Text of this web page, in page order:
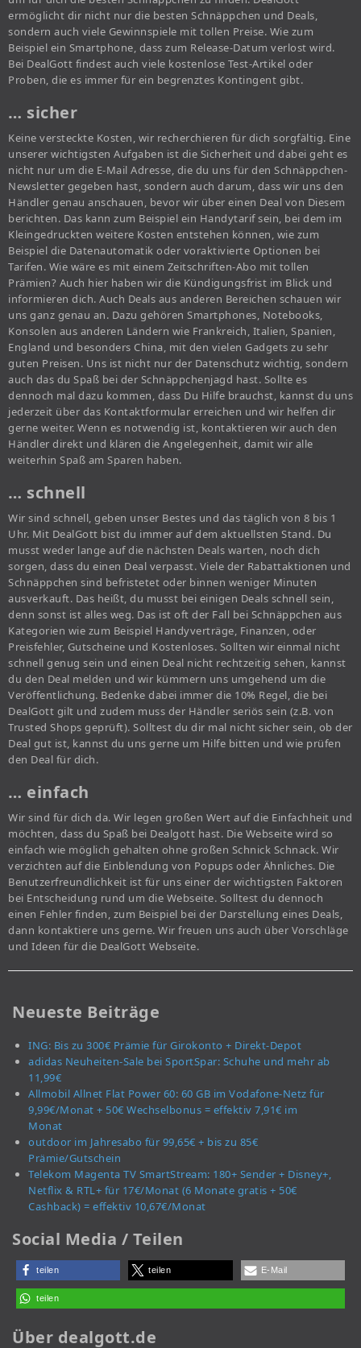
ermöglicht dir nicht nur die besten Schnäppchen und Deals,
sondern auch viele Gewinnspiele mit tollen Preise. Wie zum
Beispiel ein Smartphone, dass zum Release-Datum verlost wird.
Bei DealGott findest auch viele kostenlose Test-Artikel oder
Proben, die es immer für ein begrenztes Kontingent gibt.
… sicher
Keine versteckte Kosten, wir recherchieren für dich sorgfältig. Eine
unserer wichtigsten Aufgaben ist die Sicherheit und dabei geht es
nicht nur um die E-Mail Adresse, die du uns für den Schnäppchen-
Newsletter gegeben hast, sondern auch darum, dass wir uns den
Händler genau anschauen, bevor wir über einen Deal von Diesem
berichten. Das kann zum Beispiel ein Handytarif sein, bei dem im
Kleingedruckten weitere Kosten entstehen können, wie zum
Beispiel die Datenautomatik oder voraktivierte Optionen bei
Tarifen. Wie wäre es mit einem Zeitschriften-Abo mit tollen
Prämien? Auch hier haben wir die Kündigungsfrist im Blick und
informieren dich. Auch Deals aus anderen Bereichen schauen wir
uns ganz genau an. Dazu gehören Smartphones, Notebooks,
Konsolen aus anderen Ländern wie Frankreich, Italien, Spanien,
England und besonders China, mit den vielen Gadgets zu sehr
guten Preisen. Uns ist nicht nur der Datenschutz wichtig, sondern
auch das du Spaß bei der Schnäppchenjagd hast. Sollte es
dennoch mal dazu kommen, dass Du Hilfe brauchst, kannst du uns
jederzeit über das Kontaktformular erreichen und wir helfen dir
gerne weiter. Wenn es notwendig ist, kontaktieren wir auch den
Händler direkt und klären die Angelegenheit, damit wir alle
weiterhin Spaß am Sparen haben.
… schnell
Wir sind schnell, geben unser Bestes und das täglich von 8 bis 1
Uhr. Mit DealGott bist du immer auf dem aktuellsten Stand. Du
musst weder lange auf die nächsten Deals warten, noch dich
sorgen, dass du einen Deal verpasst. Viele der Rabattaktionen und
Schnäppchen sind befristetet oder binnen weniger Minuten
ausverkauft. Das heißt, du musst bei einigen Deals schnell sein,
denn sonst ist alles weg. Das ist oft der Fall bei Schnäppchen aus
Kategorien wie zum Beispiel Handyverträge, Finanzen, oder
Preisfehler, Gutscheine und Kostenloses. Sollten wir einmal nicht
schnell genug sein und einen Deal nicht rechtzeitig sehen, kannst
du den Deal melden und wir kümmern uns umgehend um die
Veröffentlichung. Bedenke dabei immer die 10% Regel, die bei
DealGott gilt und zudem muss der Händler seriös sein (z.B. von
Trusted Shops geprüft). Solltest du dir mal nicht sicher sein, ob der
Deal gut ist, kannst du uns gerne um Hilfe bitten und wie prüfen
den Deal für dich.
… einfach
Wir sind für dich da. Wir legen großen Wert auf die Einfachheit und
möchten, dass du Spaß bei Dealgott hast. Die Webseite wird so
einfach wie möglich gehalten ohne großen Schnick Schnack. Wir
verzichten auf die Einblendung von Popups oder Ähnliches. Die
Benutzerfreundlichkeit ist für uns einer der wichtigsten Faktoren
bei Entscheidung rund um die Webseite. Solltest du dennoch
einen Fehler finden, zum Beispiel bei der Darstellung eines Deals,
dann kontaktiere uns gerne. Wir freuen uns auch über Vorschläge
und Ideen für die DealGott Webseite.
Neueste Beiträge
ING: Bis zu 300€ Prämie für Girokonto + Direkt-Depot
adidas Neuheiten-Sale bei SportSpar: Schuhe und mehr ab
11,99€
Allmobil Allnet Flat Power 60: 60 GB im Vodafone-Netz für
9,99€/Monat + 50€ Wechselbonus = effektiv 7,91€ im
Monat
outdoor im Jahresabo für 99,65€ + bis zu 85€
Prämie/Gutschein
Telekom Magenta TV SmartStream: 180+ Sender + Disney+,
Netflix & RTL+ für 17€/Monat (6 Monate gratis + 50€
Cashback) = effektiv 10,67€/Monat
Social Media / Teilen
teilen teilen E-Mail
teilen
Über dealgott.de